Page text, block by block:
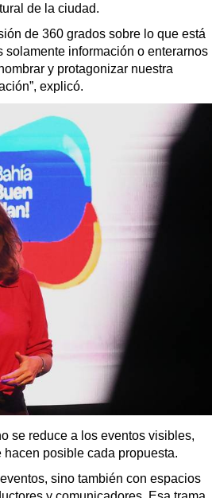
de la ciudad.
de 360 grados sobre lo que está
información o enterarnos
y protagonizar nuestra
explicó.
se reduce a los eventos visibles,
posible cada propuesta.
sino también con espacios